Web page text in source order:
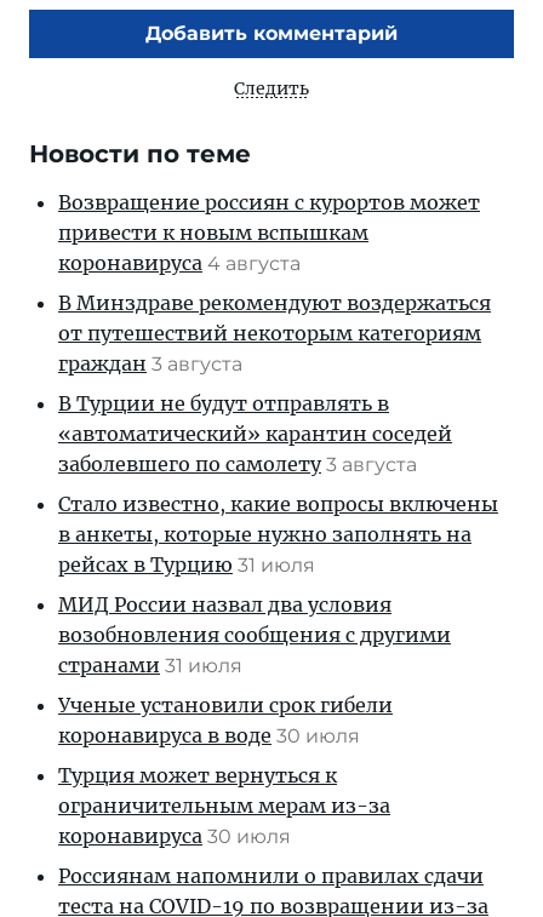
Добавить комментарий
Следить
Новости по теме
Возвращение россиян с курортов может
привести к новым вспышкам
коронавируса 4 августа
В Минздраве рекомендуют воздержаться
от путешествий некоторым категориям
граждан 3 августа
В Турции не будут отправлять в
«автоматический» карантин соседей
заболевшего по самолету 3 августа
Стало известно, какие вопросы включены
в анкеты, которые нужно заполнять на
рейсах в Турцию 31 июля
МИД России назвал два условия
возобновления сообщения с другими
странами 31 июля
Ученые установили срок гибели
коронавируса в воде 30 июля
Турция может вернуться к
ограничительным мерам из-за
коронавируса 30 июля
Россиянам напомнили о правилах сдачи
теста на COVID-19 по возвращении из-за